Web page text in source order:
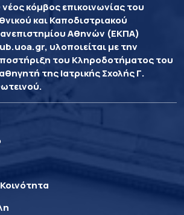
κόμβος επικοινωνίας του
και Καποδιστριακού
Αθηνών (ΕΚΠΑ)
υλοποιείται με την
του Κληροδοτήματος του
της Ιατρικής Σχολής Γ.